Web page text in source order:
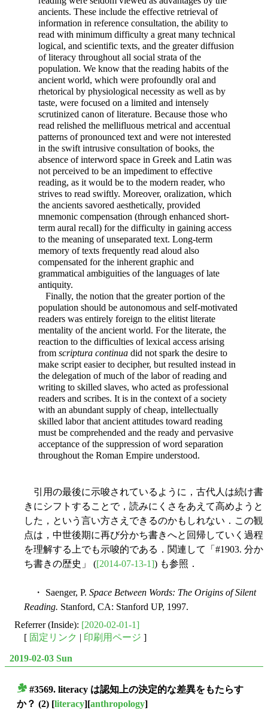
ancients. These include the effective retrieval of
information in reference consultation, the ability to
read with minimum difficulty a great many technical
logical, and scientific texts, and the greater diffusion
of literacy throughout all social strata of the
population. We know that the reading habits of the
ancient world, which were profoundly oral and
rhetorical by physiological necessity as well as by
taste, were focused on a limited and intensely
scrutinized canon of literature. Because those who
read relished the mellifluous metrical and accentual
patterns of pronounced text and were not interested
in the swift intrusive consultation of books, the
absence of interword space in Greek and Latin was
not perceived to be an impediment to effective
reading, as it would be to the modern reader, who
strives to read swiftly. Moreover, oralization, which
the ancients savored aesthetically, provided
mnemonic compensation (through enhanced short-
term aural recall) for the difficulty in gaining access
to the meaning of unseparated text. Long-term
memory of texts frequently read aloud also
compensated for the inherent graphic and
grammatical ambiguities of the languages of late
antiquity.
Finally, the notion that the greater portion of the
population should be autonomous and self-motivated
readers was entirely foreign to the elitist literate
mentality of the ancient world. For the literate, the
reaction to the difficulties of lexical access arising
from scriptura continua did not spark the desire to
make script easier to decipher, but resulted instead in
the delegation of much of the labor of reading and
writing to skilled slaves, who acted as professional
readers and scribes. It is in the context of a society
with an abundant supply of cheap, intellectually
skilled labor that ancient attitudes toward reading
must be comprehended and the ready and pervasive
acceptance of the suppression of word separation
throughout the Roman Empire understood.
引用の最後に示唆されているように，古代人は続け書
きにシフトすることで，読みにくさをあえて高めようと
した，という言い方さえできるのかもしれない．この観
点は，中世後期に再び分かち書きへと回帰していく過程
を理解する上でも示唆的である．関連して「#1903. 分か
ち書きの歴史」 ([2014-07-13-1]) も参照．
・ Saenger, P. Space Between Words: The Origins of Silent
Reading. Stanford, CA: Stanford UP, 1997.
Referrer (Inside): [2020-02-01-1]
[ 固定リンク | 印刷用ページ ]
2019-02-03 Sun
#3569. literacy は認知上の決定的な差異をもたらす
か？ (2) [literacy][anthropology]